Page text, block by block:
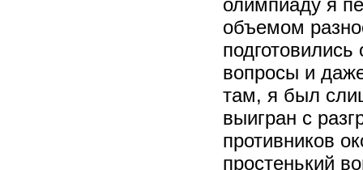
олимпиаду я
объемом
вопросы и
там, я был
выигран с
противников
простенький